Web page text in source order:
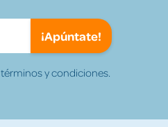
¡Apúntate!
términos y condiciones.